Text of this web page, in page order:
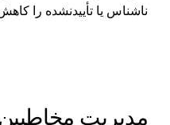
یا تأییدنشده را کاهش
مخاطبین